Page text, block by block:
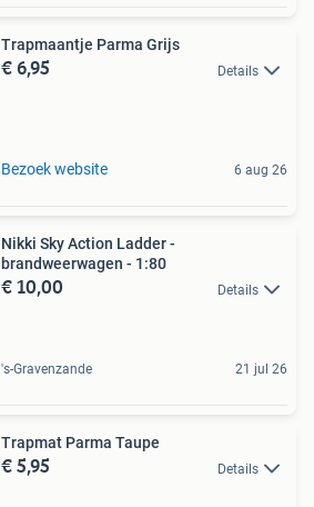
Trapmaantje Parma Grijs
€ 6,95 Details
Bezoek website 6 aug 26
Nikki Sky Action Ladder -
brandweerwagen - 1:80
€ 10,00 Details
's-Gravenzande 21 jul 26
Trapmat Parma Taupe
€ 5,95 Details